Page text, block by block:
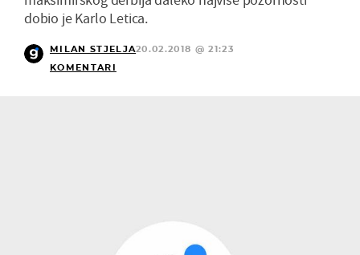
dobio je Karlo Letica.
MILAN STJELJA20.02.2018 @ 21:23
KOMENTARI